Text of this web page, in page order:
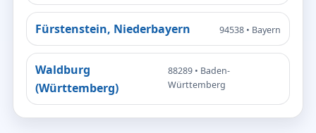
Fürstenstein, Niederbayern 94538 • Bayern
Waldburg
(Württemberg)
88289 • Baden-
Württemberg